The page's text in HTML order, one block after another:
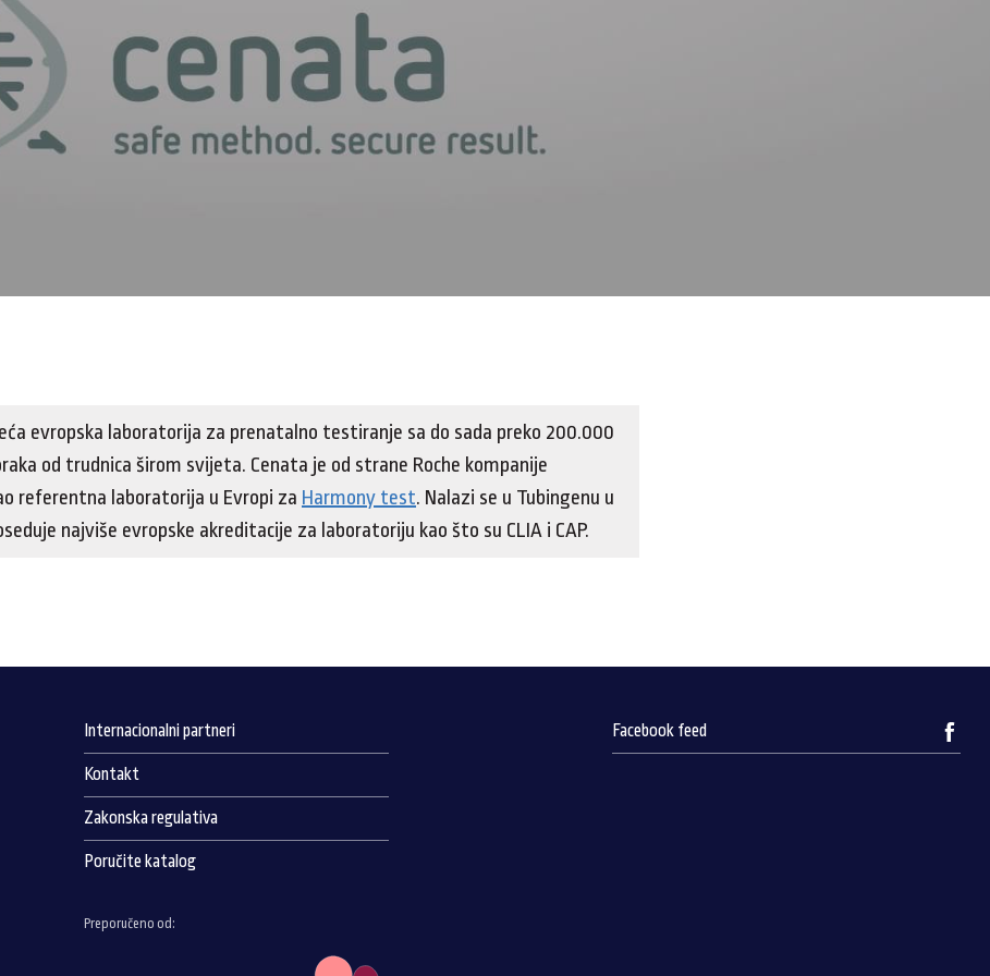
evropska laboratorija za prenatalno testiranje sa do sada preko 200.000
od trudnica širom svijeta. Cenata je od strane Roche kompanije
referentna laboratorija u Evropi za Harmony test. Nalazi se u Tubingenu u
najviše evropske akreditacije za laboratoriju kao što su CLIA i CAP.
Internacionalni partneri
Kontakt
Zakonska regulativa
Poručite katalog
Preporučeno od:
Facebook feed